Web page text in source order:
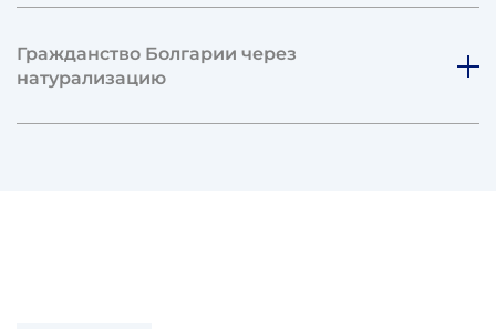
Гражданство Болгарии через
натурализацию